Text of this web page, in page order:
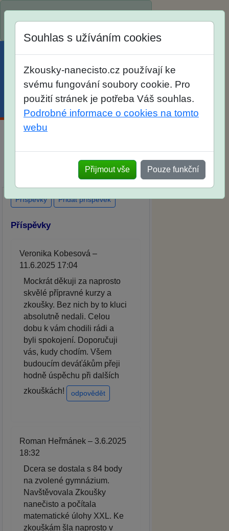
Menu Účet Košík
na SŠ? Vaše ohlasy po skutečných
přijímacích zkouškách
Souhlas s užíváním cookies
Zkousky-nanecisto.cz používají ke
svému fungování soubory cookie. Pro
použití stránek je potřeba Váš souhlas.
Podrobné informace o cookies na tomto
webu
Přijmout vše Pouze funkční
Příspěvky Přidat příspěvek
Příspěvky
Veronika Kobesová –
11.6.2025 17:04
Mockrát děkuji za naprosto
skvělé přípravné kurzy a
zkoušky. Bez nich by to kluci
absolutně nedali. Celou
dobu k vám chodili rádi a
byli spokojení. Doporučuji
vás, kudy chodím. Všem
budoucím deváťákům přeji
hodně úspěchu při dalších
zkouškách!
odpovědět
Roman Heřmánek – 3.6.2025
18:32
Dcera se dostala s 84 body
na zvolené gymnázium.
Navštěvovala Zkoušky
nanečisto a počítala
matematické úlohy XXL. Ke
zkouškám šla naprosto v